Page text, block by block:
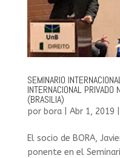
SEMINARIO
INTERNACIONAL PRIVADO
(BRASILIA)
por bora| Abr 1, 2019
El socio de BORA,
ponente en el